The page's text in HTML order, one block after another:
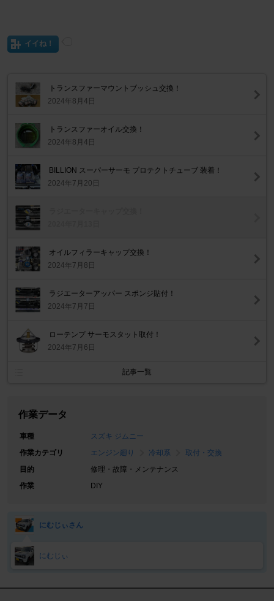
イイね！
トランスファーマウントブッシュ交換！
2024年8月4日
トランスファーオイル交換！
2024年8月4日
BILLION スーパーサーモ プロテクトチューブ 装着！
2024年7月20日
オイルフィラーキャップ交換！
2024年7月8日
ラジエーターアッパー スポンジ貼付！
2024年7月7日
ローテンプ サーモスタット取付！
2024年7月6日
記事一覧
作業データ
車種
スズキ ジムニー
作業カテゴリ
エンジン廻り 冷却系
取付・交換
目的
修理・故障・メンテナンス
作業
DIY
にむじぃさん
にむじぃ